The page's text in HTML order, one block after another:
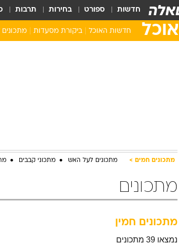
חדשות ספורט בחירות תרבות
אוכל חדשות האוכל ביקורת מסעדות
מתכונים חמים מתכונים לעל האש מתכוני קבבים
מתכונים
מתכונים חמין
נמצאו 39 מתכונים